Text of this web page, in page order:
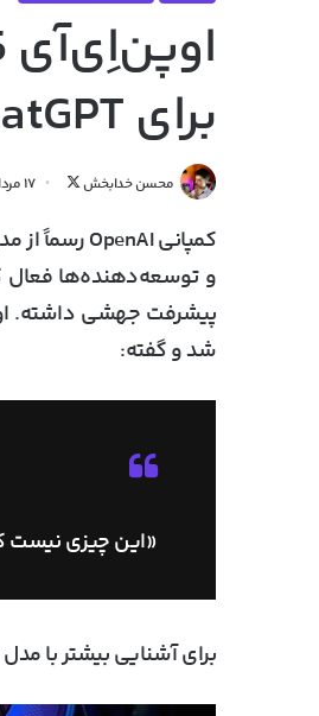
برای ChatGPT
محسن خدابخش
دنبال
در
X
۱۷ مرداد ۱۴۰۴
کمپانی OpenAI رسماً از مدل پرچمدار جدید خودش یعنی
و توسعه‌دهنده‌ها فعال
پیشرفت جهشی داشته.
شد و گفته:
«این چیزی نیست
برای آشنایی بیشتر با مدل GPT-5 همراه